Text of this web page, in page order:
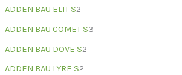
ADDEN BAU ELIT S2
ADDEN BAU COMET S3
ADDEN BAU DOVE S2
ADDEN BAU LYRE S2